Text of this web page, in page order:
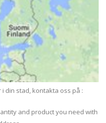
din stad, kontakta oss på :
and product you need with